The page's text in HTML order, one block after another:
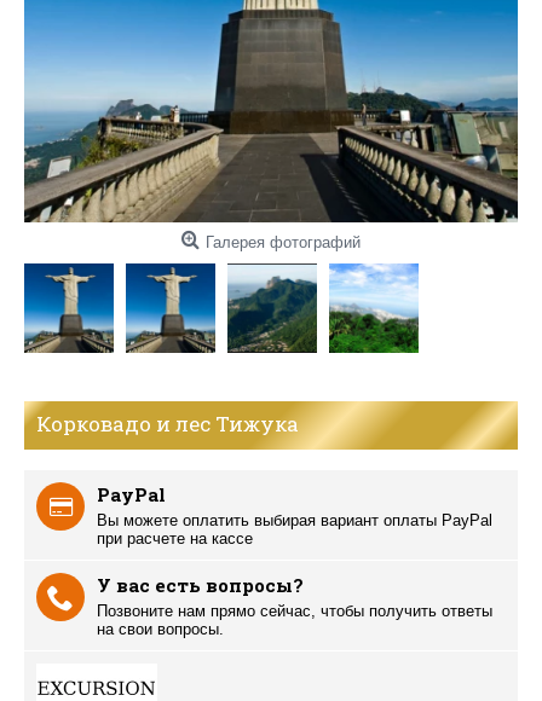
Галерея фотографий
Корковадо и лес Тижука
PayPal
Вы можете оплатить выбирая вариант оплаты PayPal
при расчете на кассе
У вас есть вопросы?
Позвоните нам прямо сейчас, чтобы получить ответы
на свои вопросы.